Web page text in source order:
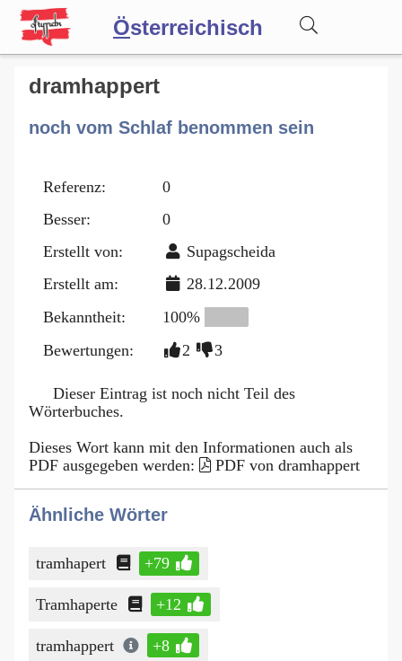
Österreichisch
Wörterbuch
Forum
Blog
dramhappert
noch vom Schlaf benommen sein
Referenz:
0
Besser:
0
Erstellt von:
Supagscheida
Erstellt am:
28.12.2009
Bekanntheit:
100%
Bewertungen:
2 3
Dieser Eintrag ist noch nicht Teil des
Wörterbuches.
Dieses Wort kann mit den Informationen auch als
PDF ausgegeben werden:
PDF von dramhappert
Ähnliche Wörter
tramhapert +79
Tramhaperte +12
tramhappert +8